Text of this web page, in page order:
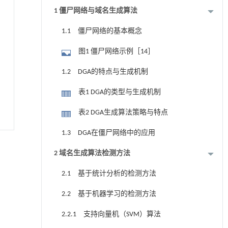
1 僵尸网络与域名生成算法
1.1 僵尸网络的基本概念
图1 僵尸网络示例［14］
1.2 DGA的特点与生成机制
表1 DGA的类型与生成机制
表2 DGA生成算法策略与特点
1.3 DGA在僵尸网络中的应用
2 域名生成算法检测方法
2.1 基于统计分析的检测方法
2.2 基于机器学习的检测方法
2.2.1 支持向量机（SVM）算法